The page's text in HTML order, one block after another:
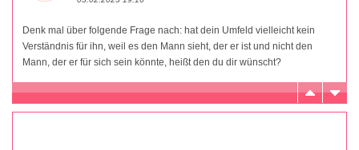
Denk mal über folgende Frage nach: hat dein Umfeld vielleicht kein
Verständnis für ihn, weil es den Mann sieht, der er ist und nicht den
Mann, der er für sich sein könnte, heißt den du dir wünscht?